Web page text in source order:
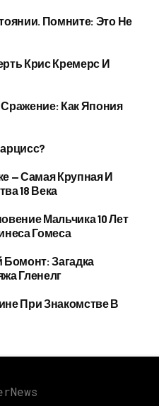
Помните: Это Не
Крис Кремерс И
Как Япония
— Самая Крупная И
18 Века
Мальчика 10 Лет
Гомеса
Бомонт: Загадка
Гленелг
При Знакомстве В